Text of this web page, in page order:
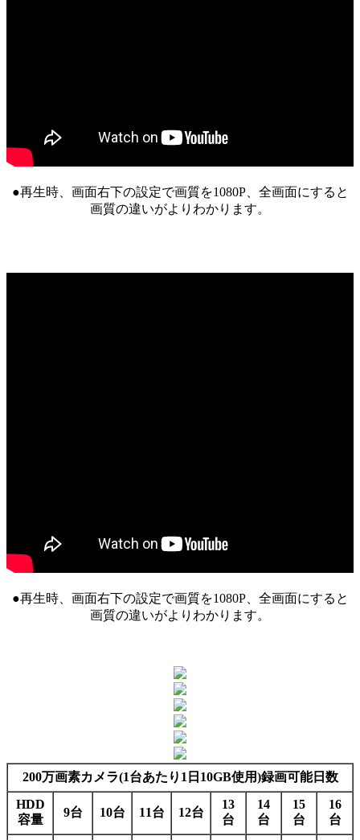
●再生時、画面右下の設定で画質を1080P、全画面にすると
画質の違いがよりわかります。
●再生時、画面右下の設定で画質を1080P、全画面にすると
画質の違いがよりわかります。
200万画素カメラ(1台あたり1日10GB使用)録画可能日数
HDD
容量
9台 10台 11台 12台
13
台
14
台
15
台
16
台